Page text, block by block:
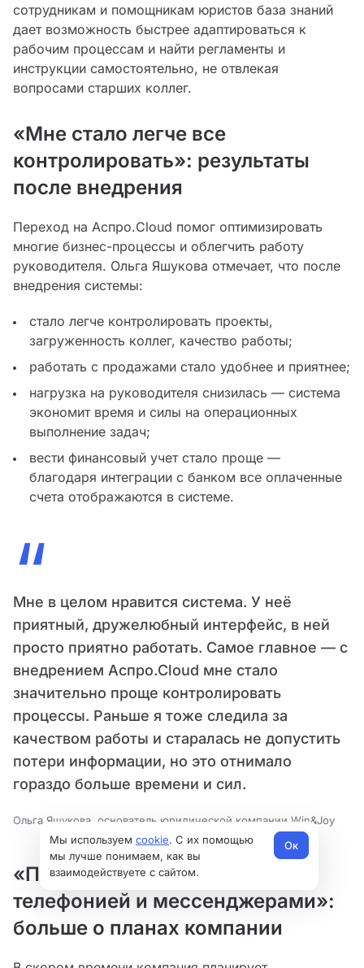
Мы используем cookie. С их помощью
мы лучше понимаем, как вы
взаимодействуете с сайтом.
Ок
сотрудникам и помощникам юристов база знаний
дает возможность быстрее адаптироваться к
рабочим процессам и найти регламенты и
инструкции самостоятельно, не отвлекая
вопросами старших коллег.
«Мне стало легче все
контролировать»: результаты
после внедрения
Переход на Аспро.Cloud помог оптимизировать
многие бизнес-процессы и облегчить работу
руководителя. Ольга Яшукова отмечает, что после
внедрения системы:
стало легче контролировать проекты,
загруженность коллег, качество работы;
работать с продажами стало удобнее и приятнее;
нагрузка на руководителя снизилась — система
экономит время и силы на операционных
выполнение задач;
вести финансовый учет стало проще —
благодаря интеграции с банком все оплаченные
счета отображаются в системе.
“
Мне в целом нравится система. У неё
приятный, дружелюбный интерфейс, в ней
просто приятно работать. Самое главное — с
внедрением Аспро.Cloud мне стало
значительно проще контролировать
процессы. Раньше я тоже следила за
качеством работы и старалась не допустить
потери информации, но это отнимало
гораздо больше времени и сил.
Ольга Яшукова, основатель юридической компании Win&Joy
«Подключим интеграцию с
телефонией и мессенджерами»:
больше о планах компании